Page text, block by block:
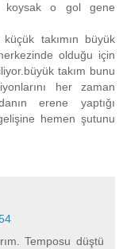
koysak o gol gene
takımın büyük
olduğu için
takım bunu
her zaman
erene yaptığı
hemen şutunu
Temposu düştü